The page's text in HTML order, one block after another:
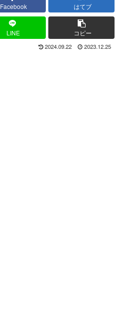
Facebook はてブ
LINE コピー
2024.09.22 2023.12.25